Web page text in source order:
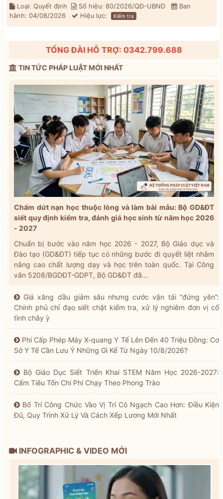
Loại: Quyết định Số hiệu: 80/2026/QĐ-UBND
Ban
hành: 04/08/2026
Hiệu lực: Kiểm tra
TỔNG ĐÀI HỖ TRỢ: 0342.799.688
TIN TỨC PHÁP LUẬT MỚI NHẤT
Chấm dứt nạn học thuộc lòng và làm bài mẫu: Bộ GD&ĐT
siết quy định kiểm tra, đánh giá học sinh từ năm học 2026
- 2027
Chuẩn bị bước vào năm học 2026 - 2027, Bộ Giáo dục và
Đào tạo (GD&ĐT) tiếp tục có những bước đi quyết liệt nhằm
nâng cao chất lượng dạy và học trên toàn quốc. Tại Công
văn 5208/BGDĐT-GDPT, Bộ GD&ĐT đã...
Giá xăng dầu giảm sâu nhưng cước vận tải “đứng yên”:
Chính phủ chỉ đạo siết chặt kiểm tra, xử lý nghiêm đơn vị cố
tình chây ỳ
Phí Cấp Phép Máy X-quang Y Tế Lên Đến 40 Triệu Đồng: Cơ
Sở Y Tế Cần Lưu Ý Những Gì Kể Từ Ngày 10/8/2026?
Bộ Giáo Dục Siết Triển Khai STEM Năm Học 2026-2027:
Cấm Tiêu Tốn Chi Phí Chạy Theo Phong Trào
Bố Trí Công Chức Vào Vị Trí Có Ngạch Cao Hơn: Điều Kiện
Đủ, Quy Trình Xử Lý Và Cách Xếp Lương Mới Nhất
INFOGRAPHIC & VIDEO MỚI